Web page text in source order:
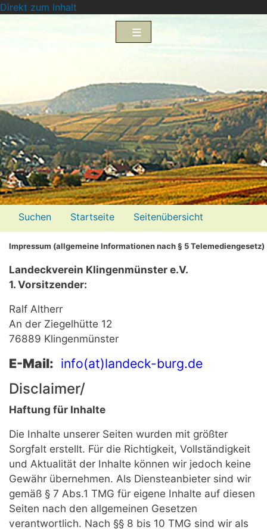
Direkt zum Inhalt
Menü2
Suchen Startseite
Seitenübersicht
Impressum
Datenschutzerklärung
Impressum (allgemeine Informationen nach § 5 Telemediengesetz)
Landeckverein Klingenmünster e.V.
1. Vorsitzender:
Ralf Altherr
An der Ziegelhütte 12
76889 Klingenmünster
E-Mail: info(at)landeck-burg.de
Disclaimer/
Haftung für Inhalte
Die Inhalte unserer Seiten wurden mit größter
Sorgfalt erstellt. Für die Richtigkeit, Vollständigkeit
und Aktualität der Inhalte können wir jedoch keine
Gewähr übernehmen. Als Diensteanbieter sind wir
gemäß § 7 Abs.1 TMG für eigene Inhalte auf diesen
Seiten nach den allgemeinen Gesetzen
verantwortlich. Nach §§ 8 bis 10 TMG sind wir als